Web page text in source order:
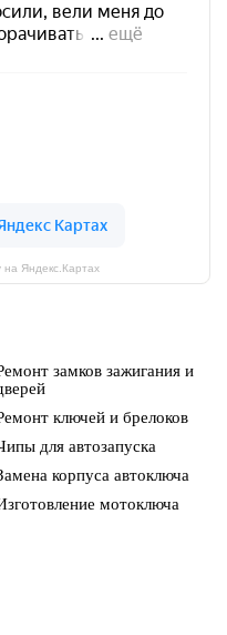
на Яндекс.Картах
замков зажигания и
ключей и брелоков
для автозапуска
корпуса автоключа
мотоключа